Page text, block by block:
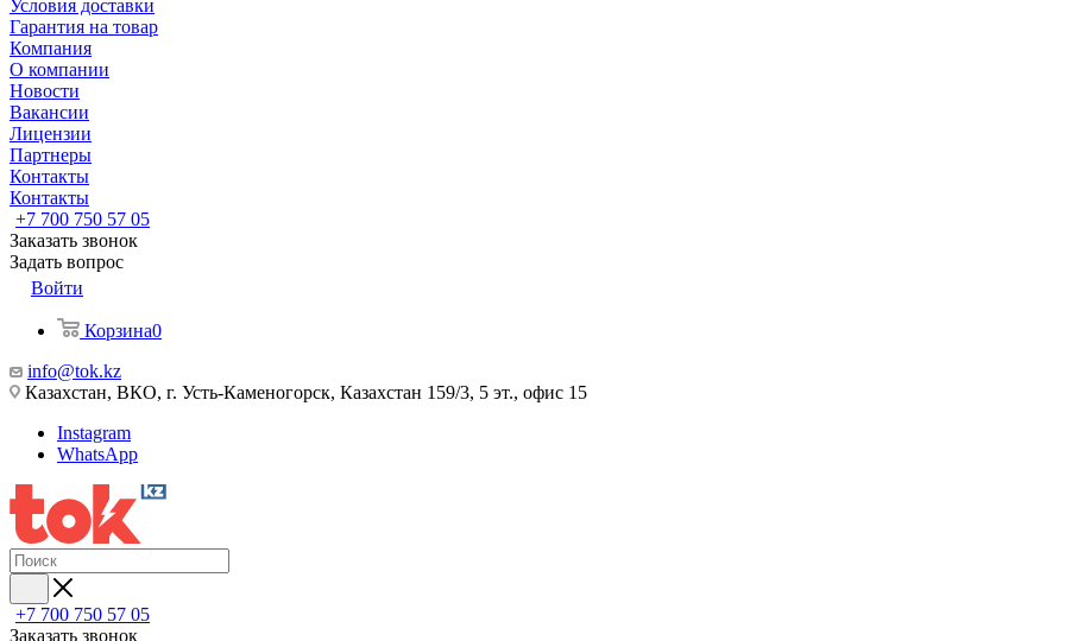
Условия доставки
Гарантия на товар
Компания
О компании
Новости
Вакансии
Лицензии
Партнеры
Контакты
Контакты
+7 700 750 57 05
Заказать звонок
Задать вопрос
Войти
Корзина0
info@tok.kz
Казахстан, ВКО, г. Усть-Каменогорск, Казахстан 159/3, 5 эт., офис 15
Instagram
WhatsApp
+7 700 750 57 05
Заказать звонок